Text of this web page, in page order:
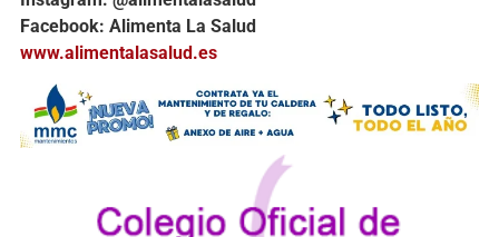
Facebook: Alimenta La Salud
www.alimentalasalud.es